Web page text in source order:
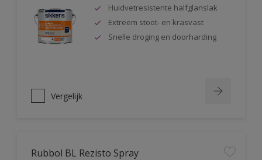
Huidvetresistente halfglanslak
Extreem stoot- en krasvast
Snelle droging en doorharding
Vergelijk
Rubbol BL Rezisto Spray